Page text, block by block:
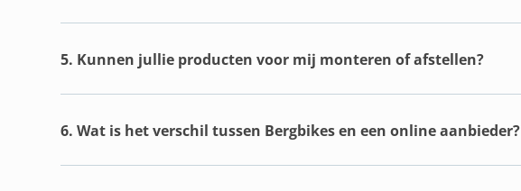
5. Kunnen jullie producten voor mij monteren of afstellen?
6. Wat is het verschil tussen Bergbikes en een online aanbieder?